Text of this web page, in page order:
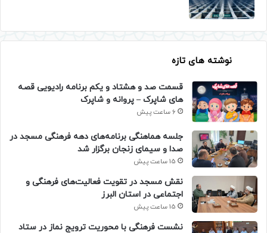
نوشته های تازه
قسمت صد و هشتاد و یکم برنامه رادیویی قصه
های شاپرک – پروانه و شاپرک
6 ساعت پیش
جلسه هماهنگی برنامه‌های دهه فرهنگی مسجد در
صدا و سیمای زنجان برگزار شد
15 ساعت پیش
نقش مسجد در تقویت فعالیت‌های فرهنگی و
اجتماعی در استان البرز
15 ساعت پیش
نشست فرهنگی با محوریت ترویج نماز در ستاد